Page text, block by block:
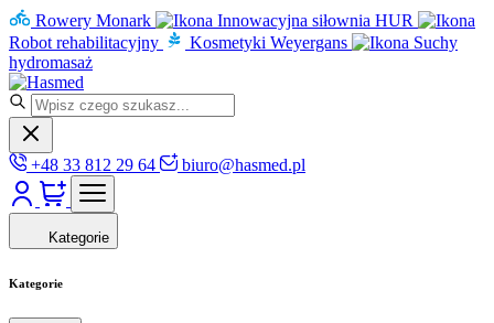
Rowery Monark
Innowacyjna siłownia HUR
Robot rehabilitacyjny
Kosmetyki Weyergans
Suchy
hydromasaż
+48 33 812 29 64 biuro@hasmed.pl
Kategorie
Kategorie